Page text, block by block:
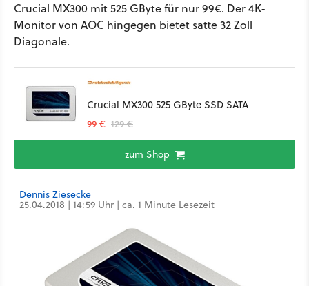
Crucial MX300 mit 525 GByte für nur 99€. Der 4K-
Monitor von AOC hingegen bietet satte 32 Zoll
Diagonale.
Crucial MX300 525 GByte SSD SATA
99 € 129 €
zum Shop
Dennis Ziesecke
25.04.2018 | 14:59 Uhr | ca. 1 Minute Lesezeit